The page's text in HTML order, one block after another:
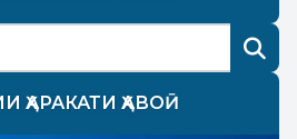
ҲАРАКАТИ ҲАВОӢ